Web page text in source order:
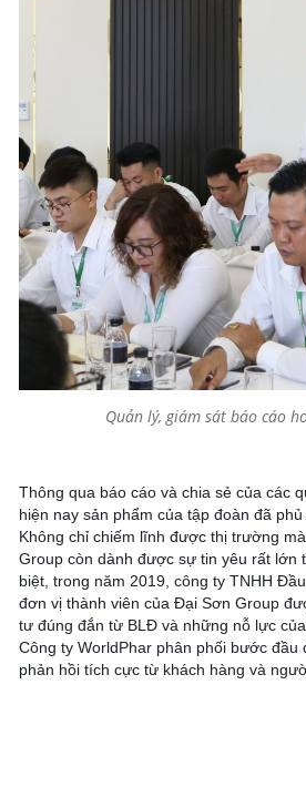
Quản lý, giám sát báo cáo
Thông qua báo cáo và chia sẻ của các
hiện nay sản phẩm của tập đoàn đã
Không chỉ chiếm lĩnh được thị trường
Group còn dành được sự tin yêu rất lớn
biệt, trong năm 2019, công ty TNHH
đơn vị thành viên của Đại Sơn Group
tư đúng đắn từ BLĐ và những nỗ lực
Công ty WorldPhar phân phối bước đầu
phản hồi tích cực từ khách hàng và